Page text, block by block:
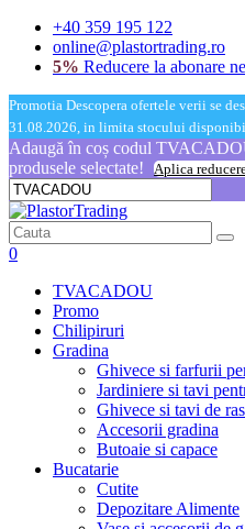
+40 359 195 122
online@plastortrading.ro
5% Reducere la abonare
Promotia Descopera ofertele verii se
31.08.2026, in limita stocului
Adaugă în coș codul
produsele selectate!
Aplica
0
TVACADOU
Promo
Chilipiruri
Gradina
Ghivece si farfurii
Jardiniere si tavi
Ghivece si tavi de
Accesorii gradina
Butoaie si capace
Bucatarie
Cutite
Depozitare Alimente